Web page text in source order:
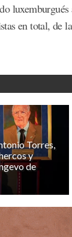
en total, de
Torres,
y
de